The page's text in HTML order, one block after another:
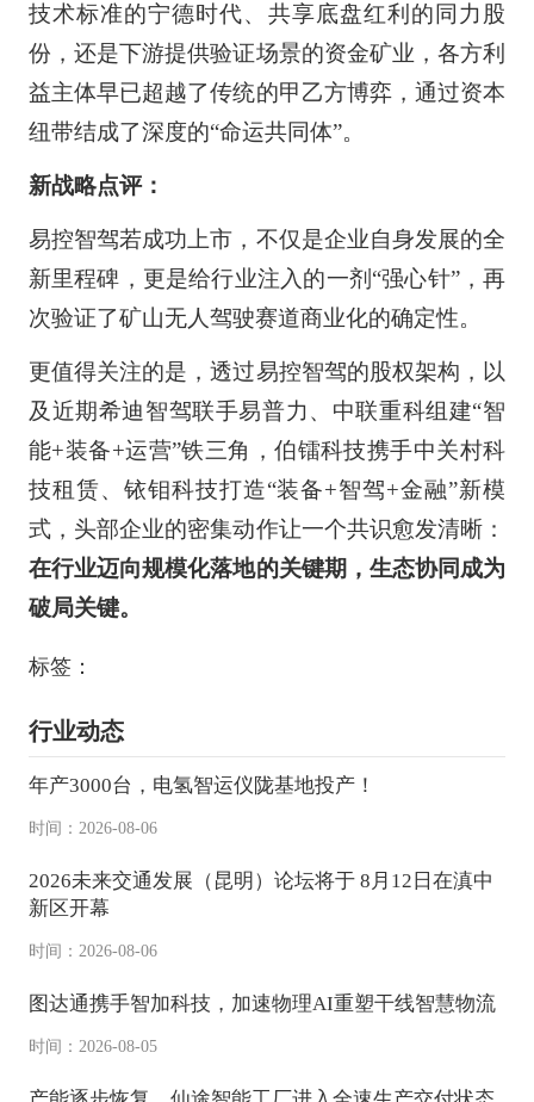
技术标准的宁德时代、共享底盘红利的同力股
份，还是下游提供验证场景的资金矿业，各方利
益主体早已超越了传统的甲乙方博弈，通过资本
纽带结成了深度的“命运共同体”。
新战略点评：
易控智驾若成功上市，不仅是企业自身发展的全
新里程碑，更是给行业注入的一剂“强心针”，再
次验证了矿山无人驾驶赛道商业化的确定性。
更值得关注的是，透过易控智驾的股权架构，以
及近期希迪智驾联手易普力、中联重科组建“智
能+装备+运营”铁三角，伯镭科技携手中关村科
技租赁、铱钼科技打造“装备+智驾+金融”新模
式，头部企业的密集动作让一个共识愈发清晰：
在行业迈向规模化落地的关键期，生态协同成为
破局关键。
标签：
行业动态
年产3000台，电氢智运仪陇基地投产！
时间：2026-08-06
2026未来交通发展（昆明）论坛将于 8月12日在滇中
新区开幕
时间：2026-08-06
图达通携手智加科技，加速物理AI重塑干线智慧物流
时间：2026-08-05